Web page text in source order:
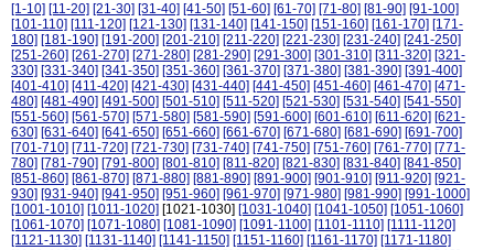
[1-10] [11-20] [21-30] [31-40] [41-50] [51-60] [61-70] [71-80] [81-90] [91-100]
[101-110] [111-120] [121-130] [131-140] [141-150] [151-160] [161-170] [171-
180] [181-190] [191-200] [201-210] [211-220] [221-230] [231-240] [241-250]
[251-260] [261-270] [271-280] [281-290] [291-300] [301-310] [311-320] [321-
330] [331-340] [341-350] [351-360] [361-370] [371-380] [381-390] [391-400]
[401-410] [411-420] [421-430] [431-440] [441-450] [451-460] [461-470] [471-
480] [481-490] [491-500] [501-510] [511-520] [521-530] [531-540] [541-550]
[551-560] [561-570] [571-580] [581-590] [591-600] [601-610] [611-620] [621-
630] [631-640] [641-650] [651-660] [661-670] [671-680] [681-690] [691-700]
[701-710] [711-720] [721-730] [731-740] [741-750] [751-760] [761-770] [771-
780] [781-790] [791-800] [801-810] [811-820] [821-830] [831-840] [841-850]
[851-860] [861-870] [871-880] [881-890] [891-900] [901-910] [911-920] [921-
930] [931-940] [941-950] [951-960] [961-970] [971-980] [981-990] [991-1000]
[1001-1010] [1011-1020] [1021-1030] [1031-1040] [1041-1050] [1051-1060]
[1061-1070] [1071-1080] [1081-1090] [1091-1100] [1101-1110] [1111-1120]
[1121-1130] [1131-1140] [1141-1150] [1151-1160] [1161-1170] [1171-1180]